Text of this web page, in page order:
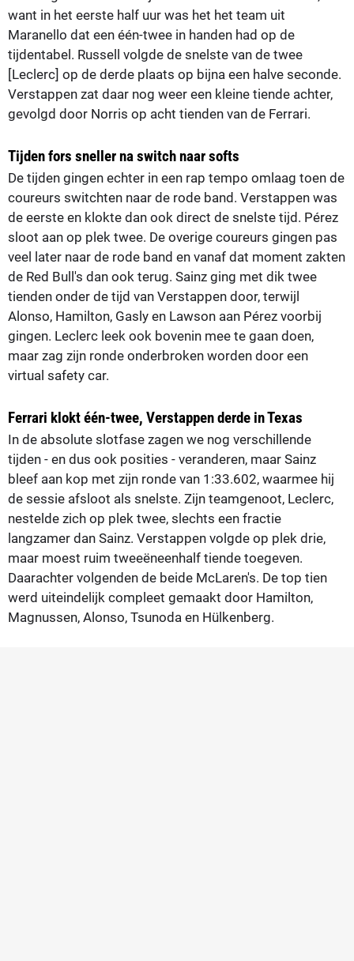
want in het eerste half uur was het het team uit
Maranello dat een één-twee in handen had op de
tijdentabel. Russell volgde de snelste van de twee
[Leclerc] op de derde plaats op bijna een halve seconde.
Verstappen zat daar nog weer een kleine tiende achter,
gevolgd door Norris op acht tienden van de Ferrari.
Tijden fors sneller na switch naar softs
De tijden gingen echter in een rap tempo omlaag toen de
coureurs switchten naar de rode band. Verstappen was
de eerste en klokte dan ook direct de snelste tijd. Pérez
sloot aan op plek twee. De overige coureurs gingen pas
veel later naar de rode band en vanaf dat moment zakten
de Red Bull's dan ook terug. Sainz ging met dik twee
tienden onder de tijd van Verstappen door, terwijl
Alonso, Hamilton, Gasly en Lawson aan Pérez voorbij
gingen. Leclerc leek ook bovenin mee te gaan doen,
maar zag zijn ronde onderbroken worden door een
virtual safety car.
Ferrari klokt één-twee, Verstappen derde in Texas
In de absolute slotfase zagen we nog verschillende
tijden - en dus ook posities - veranderen, maar Sainz
bleef aan kop met zijn ronde van 1:33.602, waarmee hij
de sessie afsloot als snelste. Zijn teamgenoot, Leclerc,
nestelde zich op plek twee, slechts een fractie
langzamer dan Sainz. Verstappen volgde op plek drie,
maar moest ruim tweeëneenhalf tiende toegeven.
Daarachter volgenden de beide McLaren's. De top tien
werd uiteindelijk compleet gemaakt door Hamilton,
Magnussen, Alonso, Tsunoda en Hülkenberg.